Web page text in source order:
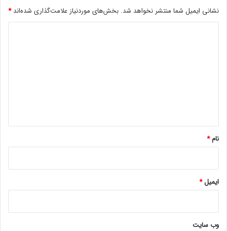
575 میلیون تومان در نمایندگی‌ها قیمت دارد.
حتما بخوانید :
تصاویر زنده موتورولا ریزر 50 اولترا افشا شد؛
نشانی ایمیل شما منتشر نخواهد شد. بخش‌های موردنیاز علامت‌گذاری شده‌اند*
نام*
ایمیل*
وب‌ سایت